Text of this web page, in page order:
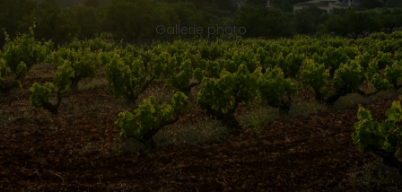
Gallerie photo